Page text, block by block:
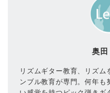
奥
リズムギター教育、リズ
ンブル教育が専門。何年も